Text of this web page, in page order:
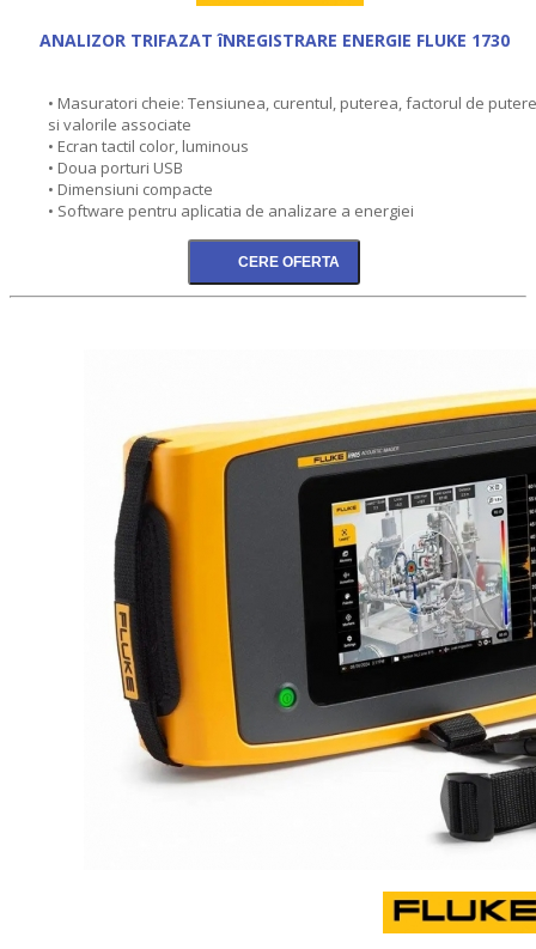
ANALIZOR TRIFAZAT îNREGISTRARE ENERGIE FLUKE 1730
• Masuratori cheie: Tensiunea, curentul, puterea, factorul de putere
si valorile associate
• Ecran tactil color, luminous
• Doua porturi USB
• Dimensiuni compacte
• Software pentru aplicatia de analizare a energiei